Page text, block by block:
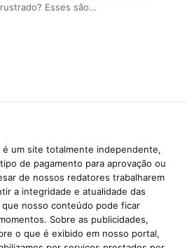
Esses são…
é um site totalmente independente,
de pagamento para aprovação ou
de nossos redatores trabalharem
a integridade e atualidade das
nosso conteúdo pode ficar
Sobre as publicidades,
o que é exibido em nosso portal,